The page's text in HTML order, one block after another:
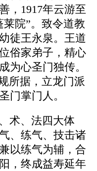
，1917年云游至
院”。致令道教
徒王永泉。王道
俗家弟子，精心
为心圣门独传。
所据，立龙门派
门掌门人。
术、法四大体
、练气、技击诸
以练气为辅，合
，终成益寿延年